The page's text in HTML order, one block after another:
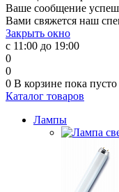
Ваше сообщение
Вами свяжется наш
Закрыть окно
с 11:00 до 19:00
0
0
0 В корзине пока пусто
Каталог товаров
Лампы